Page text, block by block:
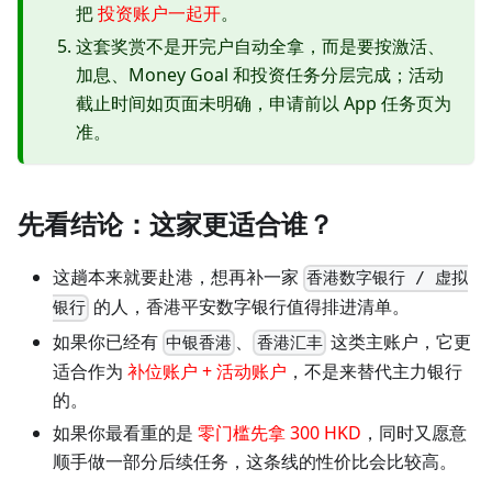
把投资账户一起开。
这套奖赏不是开完户自动全拿，而是要按激活、
加息、Money Goal 和投资任务分层完成；活动
截止时间如页面未明确，申请前以 App 任务页为
准。
先看结论：这家更适合谁？
这趟本来就要赴港，想再补一家 香港数字银行 / 虚拟
银行 的人，香港平安数字银行值得排进清单。
如果你已经有 中银香港 、 香港汇丰这类主账户，它更
适合作为 补位账户 + 活动账户 ，不是来替代主力银行
的。
如果你最看重的是 零门槛先拿 300 HKD ，同时又愿意
顺手做一部分后续任务，这条线的性价比会比较高。